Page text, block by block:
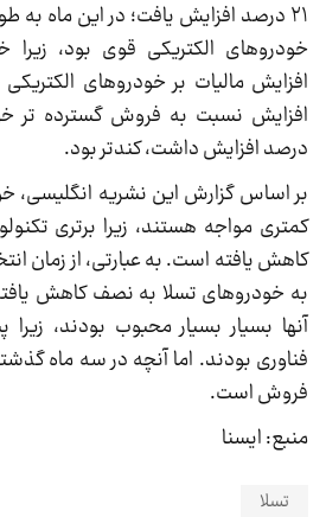
۲۱ درصد افزایش یافت؛ در این ماه به
خودروهای الکتریکی قوی بود، زیرا
افزایش مالیات بر خودروهای
درصد افزایش داشت، کندتر بود.
بر اساس گزارش این نشریه انگلیسی،
کمتری مواجه هستند، زیرا برتری
کاهش یافته است. به عبارتی، از زمان
به خودروهای تسلا به نصف کاهش
آنها بسیار بسیار محبوب بودند، زیرا
فناوری بودند. اما آنچه در سه ماه
فروش است.
منبع: ایسنا
تسلا